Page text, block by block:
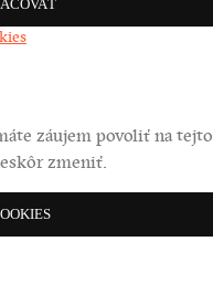
záujem povoliť na tejto
zmeniť.